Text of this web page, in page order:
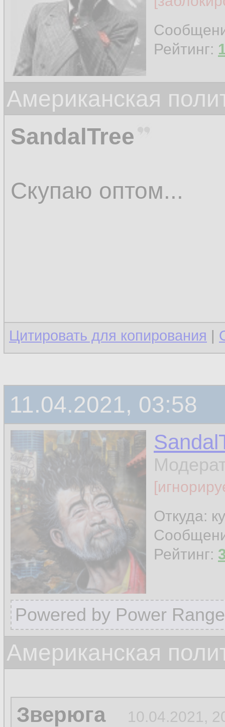
Рейтинг:
Американская
SandalTree
Скупаю оптом...
Цитировать для копирования |
11.04.2021, 03:58
Откуда:
Рейтинг:
Powered by Power
Американская
Зверюга 10.04.2021,